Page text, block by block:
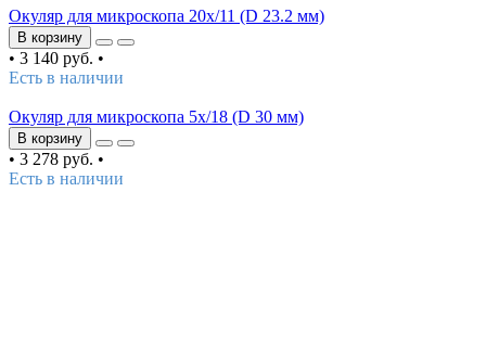
Окуляр для микроскопа 20х/11 (D 23.2 мм)
В корзину
• 3 140 руб. •
Есть в наличии
Окуляр для микроскопа 5х/18 (D 30 мм)
В корзину
• 3 278 руб. •
Есть в наличии